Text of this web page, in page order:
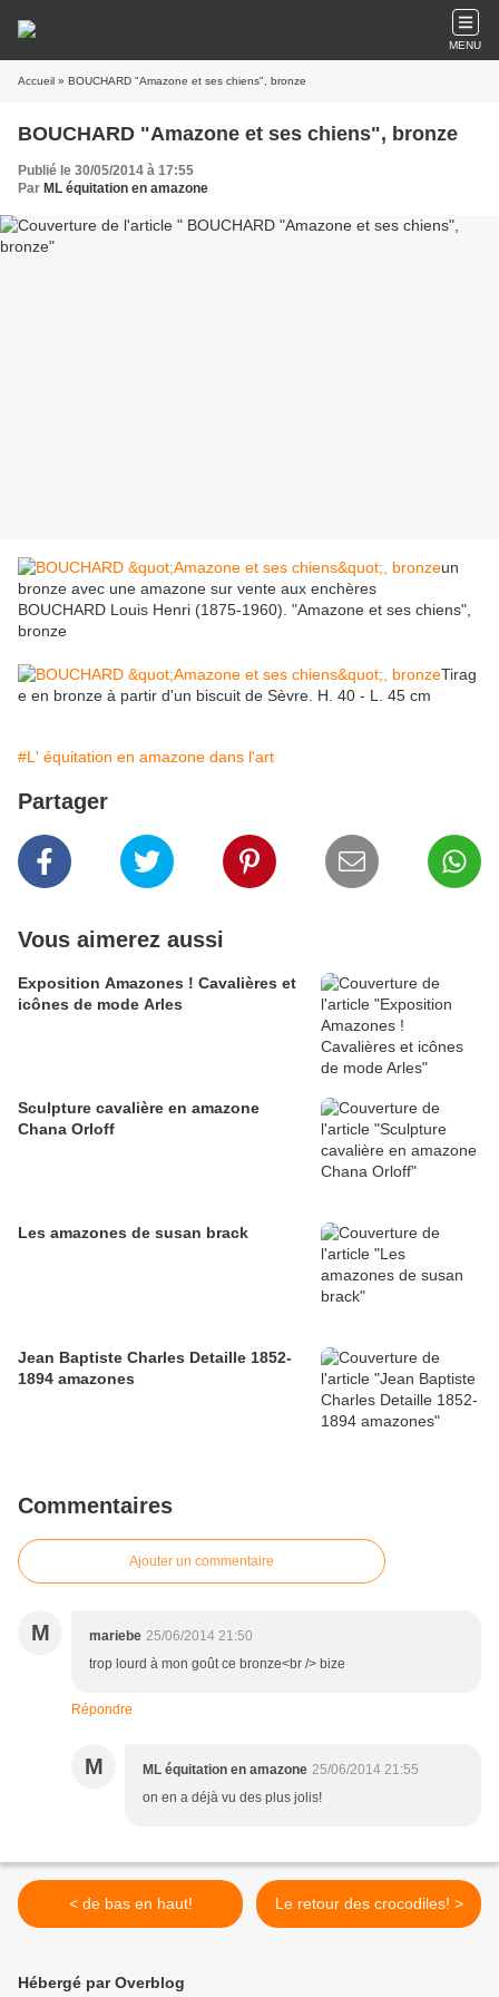
MENU
Accueil » BOUCHARD "Amazone et ses chiens", bronze
BOUCHARD "Amazone et ses chiens", bronze
Publié le 30/05/2014 à 17:55
Par ML équitation en amazone
un
bronze avec une amazone sur vente aux enchères
BOUCHARD Louis Henri (1875-1960). "Amazone et ses chiens",
bronze
Tirag
e en bronze à partir d'un biscuit de Sèvre. H. 40 - L. 45 cm
#L' équitation en amazone dans l'art
Partager
Vous aimerez aussi
Exposition Amazones ! Cavalières et
icônes de mode Arles
Sculpture cavalière en amazone
Chana Orloff
Les amazones de susan brack
Jean Baptiste Charles Detaille 1852-
1894 amazones
Commentaires
Ajouter un commentaire
M mariebe 25/06/2014 21:50
trop lourd à mon goût ce bronze<br /> bize
Répondre
M ML équitation en amazone 25/06/2014 21:55
on en a déjà vu des plus jolis!
< de bas en haut! Le retour des crocodiles! >
Hébergé par Overblog